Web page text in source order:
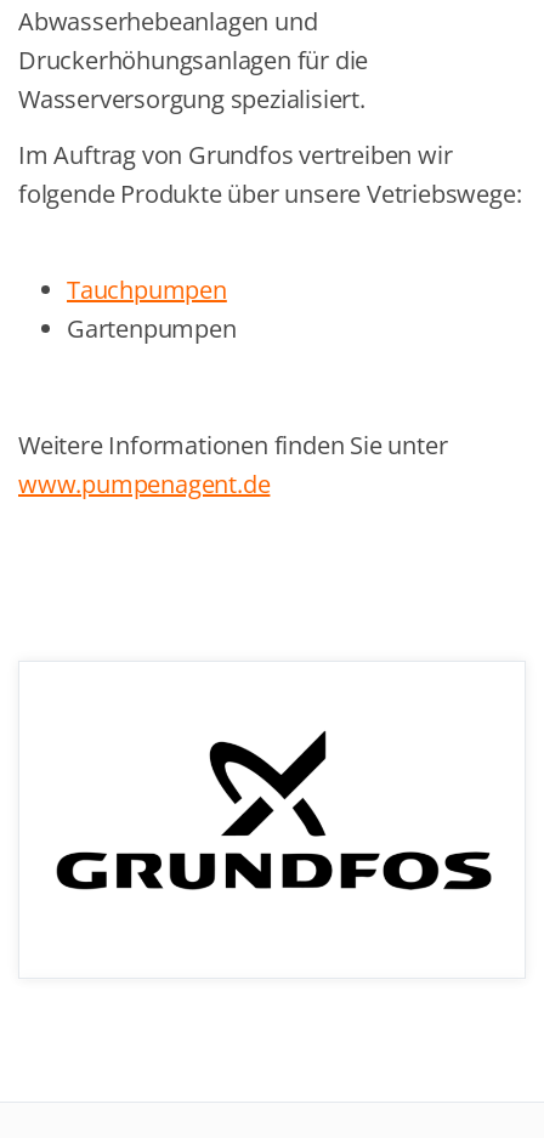
Abwasserhebeanlagen und
Druckerhöhungsanlagen für die
Wasserversorgung spezialisiert.
Im Auftrag von Grundfos vertreiben wir
folgende Produkte über unsere Vetriebswege:
Tauchpumpen
Gartenpumpen
Weitere Informationen finden Sie unter
www.pumpenagent.de